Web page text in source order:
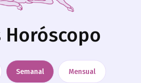
Horóscopo
Semanal Mensual